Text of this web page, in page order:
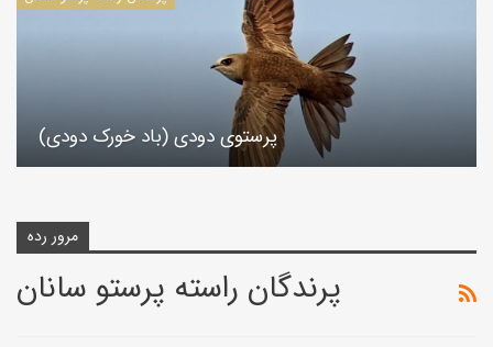
پرستوی دودی (باد خورک دودی)
مرور رده
پرندگان راسته پرستو سانان